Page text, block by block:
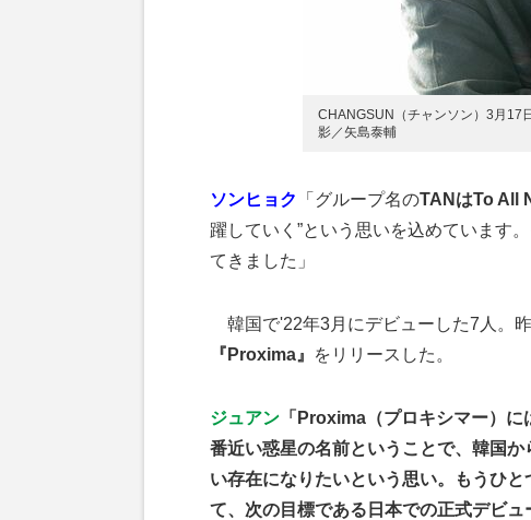
CHANGSUN（チャンソン）3月
影／矢島泰輔
ソンヒョク 「グループ名のTANはTo All
躍していく”という思いを込めています
てきました」
韓国で'22年3月にデビューした7人。
『Proxima』
をリリースした。
ジュアン 「Proxima（プロキシマー）
番近い惑星の名前ということで、韓国
い存在になりたいという思い。もうひ
て、次の目標である日本での正式デビ